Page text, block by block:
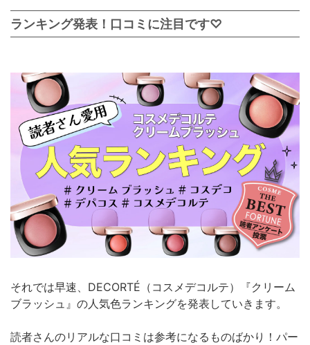
ランキング発表！口コミに注目です♡
それでは早速、DECORTÉ（コスメデコルテ）『クリーム
ブラッシュ』の人気色ランキングを発表していきます。
読者さんのリアルな口コミは参考になるものばかり！パー